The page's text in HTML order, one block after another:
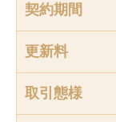
契約期間
更新料
取引態様